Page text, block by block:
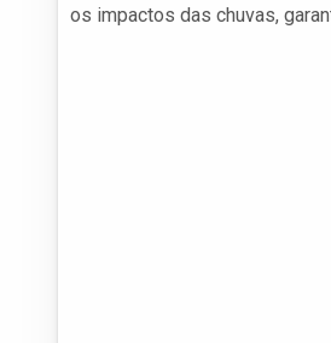
os impactos das chuvas,